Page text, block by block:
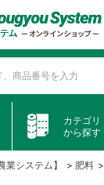
商品番号を入力
カテゴリ
から探す
システム】 > 肥料 >